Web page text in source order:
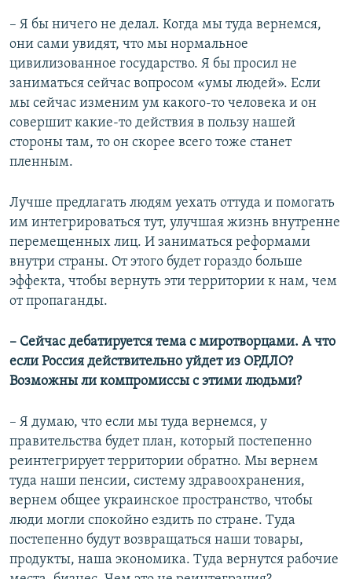
– Я бы ничего не делал. Когда мы туда вернемся,
они сами увидят, что мы нормальное
цивилизованное государство. Я бы просил не
заниматься сейчас вопросом «умы людей». Если
мы сейчас изменим ум какого-то человека и он
совершит какие-то действия в пользу нашей
стороны там, то он скорее всего тоже станет
пленным.
Лучше предлагать людям уехать оттуда и помогать
им интегрироваться тут, улучшая жизнь внутренне
перемещенных лиц. И заниматься реформами
внутри страны. От этого будет гораздо больше
эффекта, чтобы вернуть эти территории к нам, чем
от пропаганды.
– Сейчас дебатируется тема с миротворцами. А что
если Россия действительно уйдет из ОРДЛО?
Возможны ли компромиссы с этими людьми?
– Я думаю, что если мы туда вернемся, у
правительства будет план, который постепенно
реинтегрирует территории обратно. Мы вернем
туда наши пенсии, систему здравоохранения,
вернем общее украинское пространство, чтобы
люди могли спокойно ездить по стране. Туда
постепенно будут возвращаться наши товары,
продукты, наша экономика. Туда вернутся рабочие